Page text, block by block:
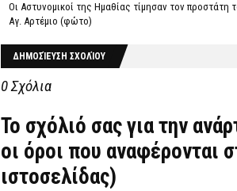
Οι Αστυνομικοί της Ημαθίας τίμησαν τον προστάτη
Αγ. Αρτέμιο (φώτο)
ΔΗΜΟΣΊΕΥΣΗ ΣΧΟΛΊΟΥ
0 Σχόλια
Το σχόλιό σας για την
οι όροι που αναφέρονται
ιστοσελίδας)